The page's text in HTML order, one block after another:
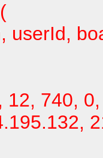
userId,
12, 740,